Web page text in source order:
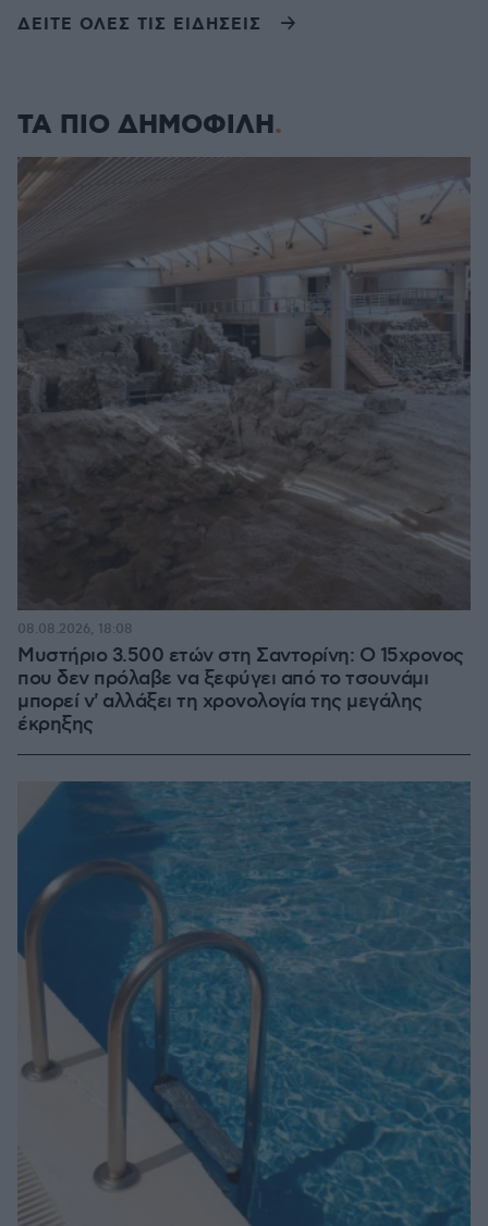
ΔΕΙΤΕ ΟΛΕΣ ΤΙΣ ΕΙΔΗΣΕΙΣ
ΤΑ ΠΙΟ ΔΗΜΟΦΙΛΗ
Μυστήριο 3.500 ετών στη Σαντορίνη: Ο 15χρονος
που δεν πρόλαβε να ξεφύγει από το τσουνάμι
μπορεί ν' αλλάξει τη χρονολογία της μεγάλης
έκρηξης
08.08.2026, 18:08